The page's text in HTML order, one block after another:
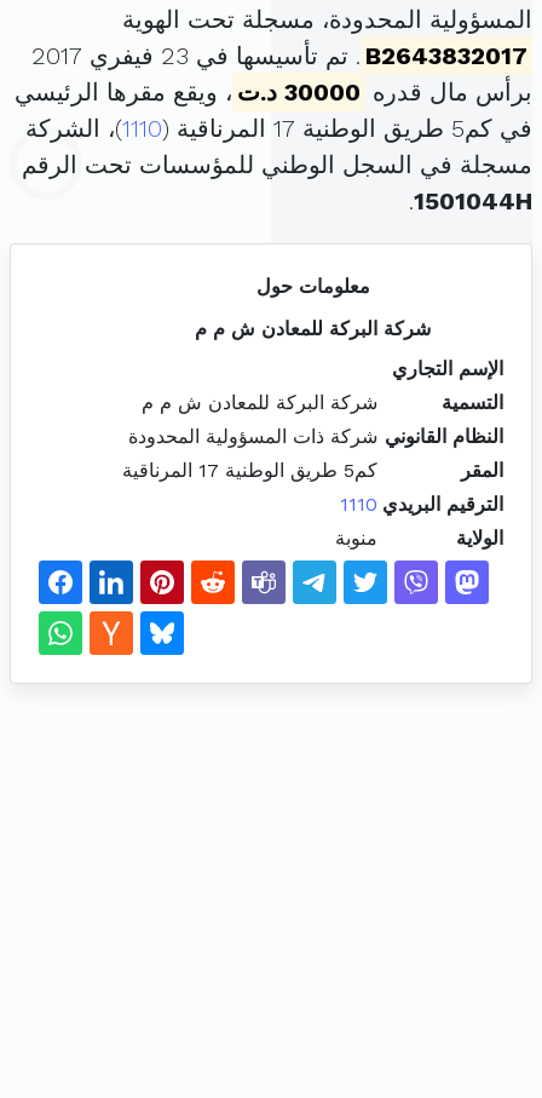
المسؤولية المحدودة، مسجلة تحت الهوية
B2643832017
. تم تأسيسها في 23 فيفري 2017
برأس مال قدره 30000 د.ت
، ويقع مقرها الرئيسي
في كم5 طريق الوطنية 17 المرناقية (
1110)، الشركة
مسجلة في السجل الوطني للمؤسسات تحت الرقم
1501044H
.
معلومات حول
شركة البركة للمعادن ش م م
الإسم التجاري
التسمية
شركة البركة للمعادن ش م م
النظام القانوني شركة ذات المسؤولية المحدودة
المقر
كم5 طريق الوطنية 17 المرناقية
الترقيم البريدي 1110
الولاية
منوبة